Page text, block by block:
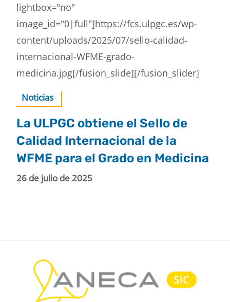
lightbox="no"
image_id="0|full"]https://fcs.ulpgc.es/wp-
content/uploads/2025/07/sello-calidad-
internacional-WFME-grado-
medicina.jpg[/fusion_slide][/fusion_slider]
Noticias
La ULPGC obtiene el Sello de
Calidad Internacional de la
WFME para el Grado en Medicina
26 de julio de 2025